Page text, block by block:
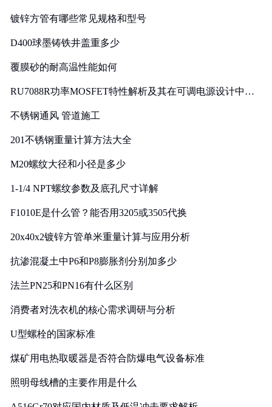
镀锌方管有哪些常见规格和型号
D400球墨铸铁井盖重多少
覆膜砂的耐高温性能如何
RU7088R功率MOSFET特性解析及其在可调电源设计中的
不锈钢通风 管道施工
201不锈钢重量计算方法大全
M20螺纹大径和小径是多少
1-1/4 NPT螺纹参数及底孔尺寸详解
F1010E是什么管？能否用3205或3505代换
20x40x2镀锌方管单米重量计算与应用分析
抗渗混凝土中P6和P8膨胀剂分别加多少
法兰PN25和PN16有什么区别
消费者对洗衣机的核心需求调研与分析
U型螺栓的国家标准
煤矿用电热取暖器是否符合防爆电气设备标准
照明母线槽的主要作用是什么